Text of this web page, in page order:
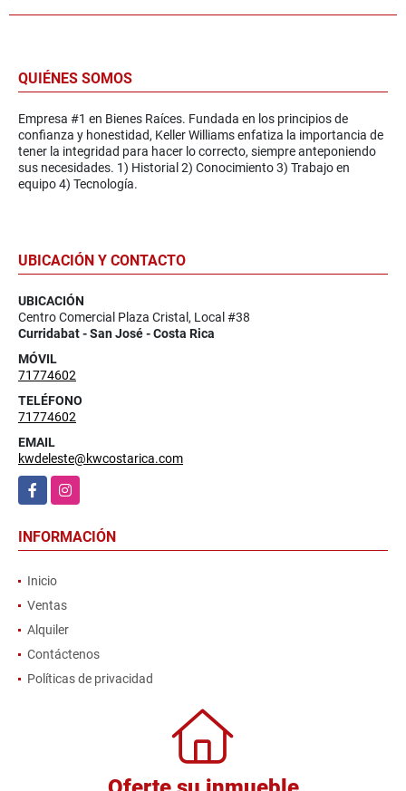
QUIÉNES SOMOS
Empresa #1 en Bienes Raíces. Fundada en los principios de
confianza y honestidad, Keller Williams enfatiza la importancia de
tener la integridad para hacer lo correcto, siempre anteponiendo
sus necesidades. 1) Historial 2) Conocimiento 3) Trabajo en
equipo 4) Tecnología.
UBICACIÓN Y CONTACTO
UBICACIÓN
Centro Comercial Plaza Cristal, Local #38
Curridabat - San José - Costa Rica
MÓVIL
71774602
TELÉFONO
71774602
EMAIL
kwdeleste@kwcostarica.com
FacebookInstagram
INFORMACIÓN
Inicio
Ventas
Alquiler
Contáctenos
Políticas de privacidad